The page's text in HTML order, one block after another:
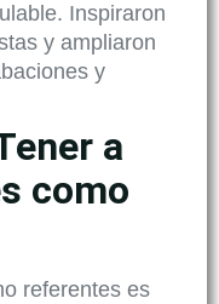
Inspiraron
y ampliaron
y
a
como
referentes es